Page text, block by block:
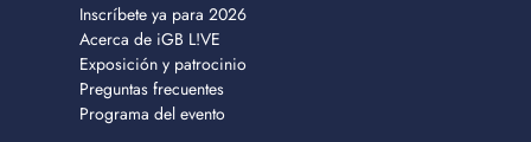
Inscríbete ya para 2026
Acerca de iGB L!VE
Exposición y patrocinio
Preguntas frecuentes
Programa del evento